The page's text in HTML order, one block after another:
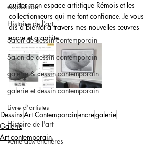
exposition
Histoire de l'art
Salon de dessin contemporain
Salon de dessin contemporain
galerie & dessin contemporain
galerie et dessin contemporain
Livre d'artistes
Histoire de l'art
vente aux enchères
quitter mon espace artistique Rémois et les
collectionneurs qui me font confiance. Je vous
dis à bientôt à travers mes nouvelles œuvres
encre et graphite.
DessinsArt Contemporainencregalerie
Galerie
Art contemporain